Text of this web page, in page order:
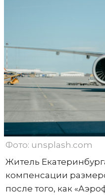
Фото: unsplash.com
Житель
компенсации
после того, как